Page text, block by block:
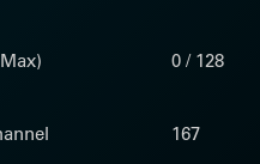
0 / 128
167